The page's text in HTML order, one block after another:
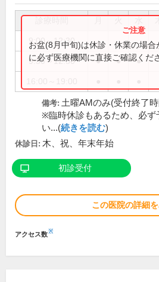
9:00～12:30
9:30～12:30 ● ● ●
お盆(8月中旬)は休診・休業の場
に必ず医療機関に直接ご確認くだ
備考: 土曜AMのみ(受付終了
※臨時休診もあるため、必ず
い...(続きを読む)
休診日: 木、祝、年末年始
初診受付
この医院の詳細
アクセス数※